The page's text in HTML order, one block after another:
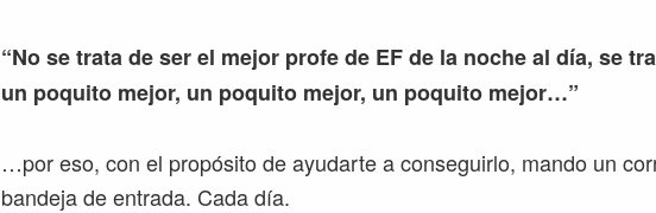
“No se trata de ser el mejor profe de EF de la noche al día, se
un poquito mejor, un poquito mejor, un poquito mejor…”
…por eso, con el propósito de ayudarte a conseguirlo, mando un
bandeja de entrada. Cada día.